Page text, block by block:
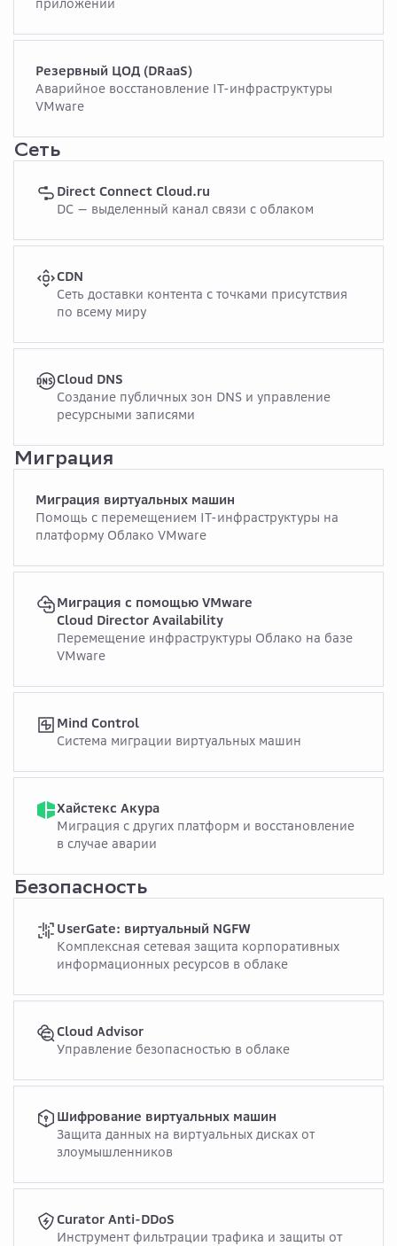
приложений
Резервный ЦОД (DRaaS)
Аварийное восстановление IT-инфраструктуры
VMware
Сеть
Direct Connect Cloud.ru
DC — выделенный канал связи с облаком
CDN
Сеть доставки контента с точками присутствия
по всему миру
Cloud DNS
Создание публичных зон DNS и управление
ресурсными записями
Миграция
Миграция виртуальных машин
Помощь с перемещением IT-инфраструктуры на
платформу Облако VMware
Миграция с помощью VMware
Cloud Director Availability
Перемещение инфраструктуры Облако на базе
VMware
Mind Control
Cистема миграции виртуальных машин
Хайстекс Акура
Миграция с других платформ и восстановление
в случае аварии
Безопасность
UserGate: виртуальный NGFW
Комплексная сетевая защита корпоративных
информационных ресурсов в облаке
Cloud Advisor
Управление безопасностью в облаке
Шифрование виртуальных машин
Защита данных на виртуальных дисках от
злоумышленников
Curator Anti-DDoS
Инструмент фильтрации трафика и защиты от